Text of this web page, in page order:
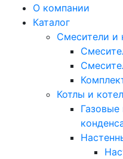
О компании
Каталог
Смесители и
Котлы и
Газовые